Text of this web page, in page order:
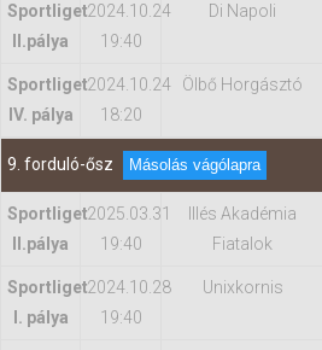
Sportliget
II.pálya
2024.10.24
19:40
Di Napoli
Sportliget
IV. pálya
2024.10.24
18:20
Ölbő Horgásztó
9. forduló-ősz Másolás vágólapra
Sportliget
II.pálya
2025.03.31
19:40
Illés Akadémia
Fiatalok
Sportliget
I. pálya
2024.10.28
19:40
Unixkornis